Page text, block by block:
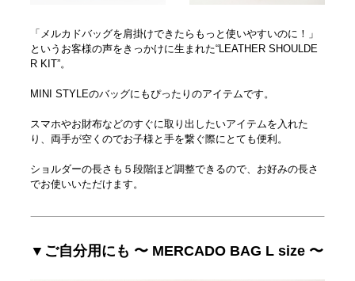
「メルカドバッグを肩掛けできたらもっと使いやすいのに！」
というお客様の声をきっかけに生まれた“LEATHER SHOULDE
R KIT”。
MINI STYLEのバッグにもぴったりのアイテムです。
スマホやお財布などのすぐに取り出したいアイテムを入れた
り、両手が空くのでお子様と手を繋ぐ際にとても便利。
ショルダーの長さも５段階ほど調整できるので、お好みの長さ
でお使いいただけます。
▼ご自分用にも 〜 MERCADO BAG L size 〜